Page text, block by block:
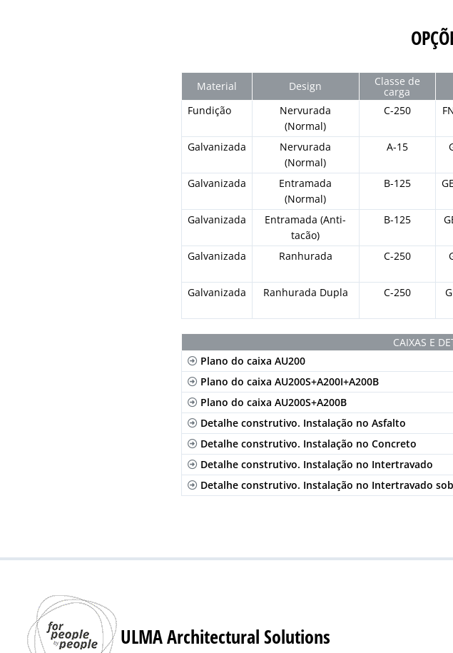
Material Design Classe de
carga
Fundição
Nervurada
(Normal)
C-250
Galvanizada
Nervurada
(Normal)
A-15
Galvanizada
Entramada
(Normal)
B-125
Galvanizada
Entramada (Anti-
tacão)
B-125
Galvanizada
Ranhurada C-250
Galvanizada
Ranhurada Dupla C-250
CAIXAS E
Plano do caixa AU200
Plano do caixa AU200S+A200I+A200B
Plano do caixa AU200S+A200B
Detalhe construtivo. Instalação no Asfalto
Detalhe construtivo. Instalação no Concreto
Detalhe construtivo. Instalação no Intertravado
Detalhe construtivo. Instalação no Intertravado
ULMA Architectural Solutions